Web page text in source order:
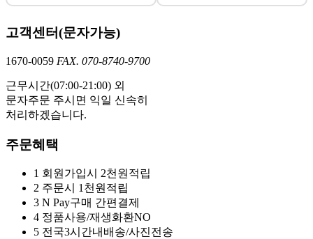
고객센터(문자가능)
1670-0059 FAX. 070-8740-9700
근무시간(07:00-21:00) 외
문자주문 주시면 익일 신속히
처리하겠습니다.
주문혜택
1 회원가입시 2천원적립
2 주문시 1천원적립
3 N Pay구매 간편결제
4 정품사용/재생화환NO
5 전국3시간내배송/사진전송